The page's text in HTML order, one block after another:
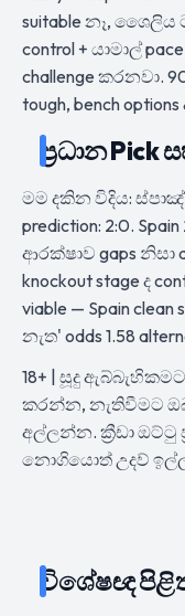
suitable නෑ,
control + යාමාල්
challenge කරනවා.
tough, bench
ප්‍රධාන Pick
මම දකින විදිය:
prediction: 2:0.
ආරක්ෂාව gaps නිසා
knockout stage ද
viable — Spain
නැත' odds 1.58
18+ | සූදු
කරන්න, නැතිවීමට
අල්ලන්න. ක්‍රීඩා
නොගියොත් උදව්
විශේෂඥ